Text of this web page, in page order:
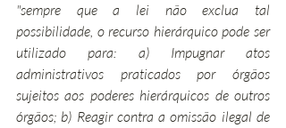
"sempre que a lei não exclua tal
possibilidade, o recurso hierárquico pode ser
utilizado para: a) Impugnar atos
administrativos praticados por órgãos
sujeitos aos poderes hierárquicos de outros
órgãos; b) Reagir contra a omissão ilegal de